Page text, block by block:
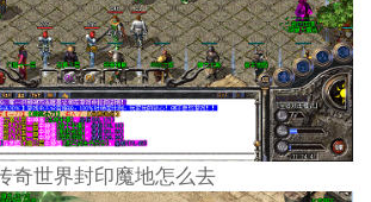
奇世界封印魔地怎么去